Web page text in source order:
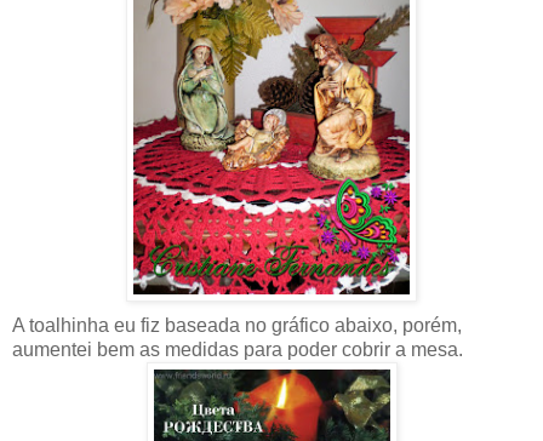
A toalhinha eu fiz baseada no gráfico abaixo, porém,
aumentei bem as medidas para poder cobrir a mesa.